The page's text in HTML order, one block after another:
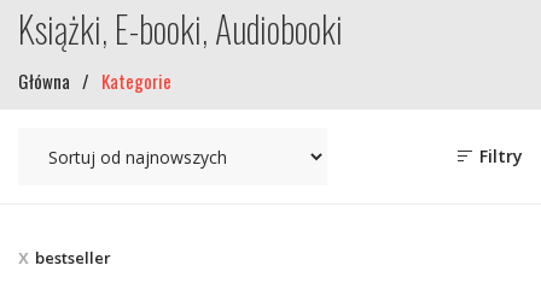
Książki, E-booki, Audiobooki
Główna / Kategorie
Filtry
bestseller